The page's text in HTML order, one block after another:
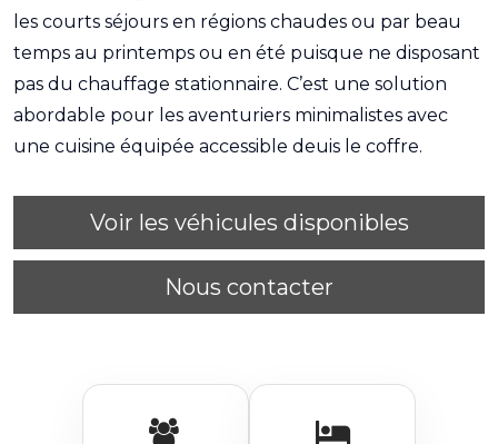
les courts séjours en régions chaudes ou par beau
temps au printemps ou en été puisque ne disposant
pas du chauffage stationnaire. C’est une solution
abordable pour les aventuriers minimalistes avec
une cuisine équipée accessible deuis le coffre.
Voir les véhicules disponibles
Nous contacter